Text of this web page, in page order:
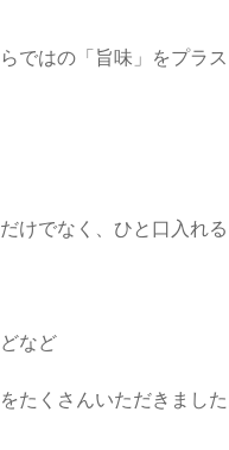
ではの「旨味」をプラ
けでなく、ひと口入
など
たくさんいただきました